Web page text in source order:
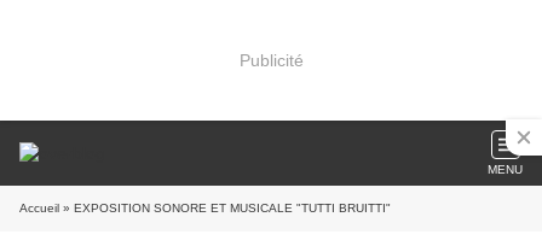
Publicité
MENU
Accueil » EXPOSITION SONORE ET MUSICALE "TUTTI BRUITTI"